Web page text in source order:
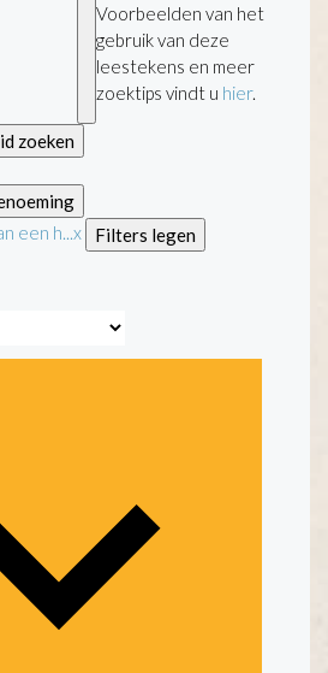
Voorbeelden van het
gebruik van deze
leestekens en meer
zoektips vindt u hier.
zoeken
een h... x
Filters legen